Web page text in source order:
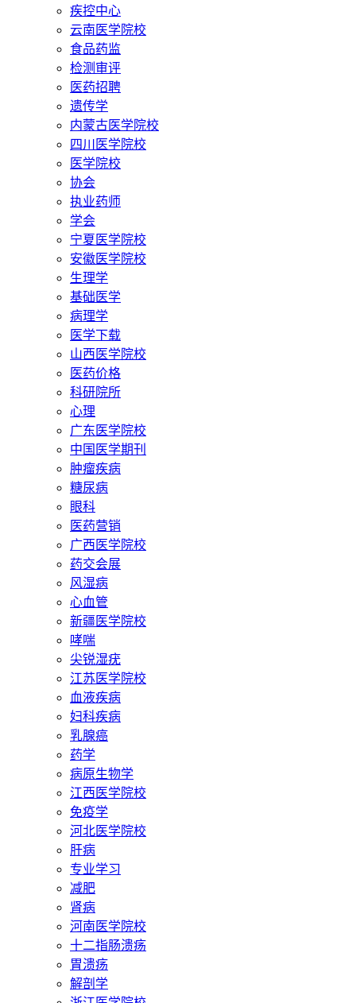
疾控中心
云南医学院校
食品药监
检测审评
医药招聘
遗传学
内蒙古医学院校
四川医学院校
医学院校
协会
执业药师
学会
宁夏医学院校
安徽医学院校
生理学
基础医学
病理学
医学下载
山西医学院校
医药价格
科研院所
心理
广东医学院校
中国医学期刊
肿瘤疾病
糖尿病
眼科
医药营销
广西医学院校
药交会展
风湿病
心血管
新疆医学院校
哮喘
尖锐湿疣
江苏医学院校
血液疾病
妇科疾病
乳腺癌
药学
病原生物学
江西医学院校
免疫学
河北医学院校
肝病
专业学习
减肥
肾病
河南医学院校
十二指肠溃疡
胃溃疡
解剖学